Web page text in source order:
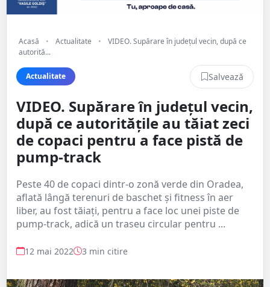
Acasă • Actualitate •
VIDEO. Supărare în județul vecin, după ce
autorită...
Actualitate Salvează
VIDEO. Supărare în județul vecin,
după ce autoritățile au tăiat zeci
de copaci pentru a face pistă de
pump-track
Peste 40 de copaci dintr-o zonă verde din Oradea,
aflată lângă terenuri de baschet și fitness în aer
liber, au fost tăiați, pentru a face loc unei piste de
pump-track, adică un traseu circular pentru ...
12 mai 2022 3 min citire